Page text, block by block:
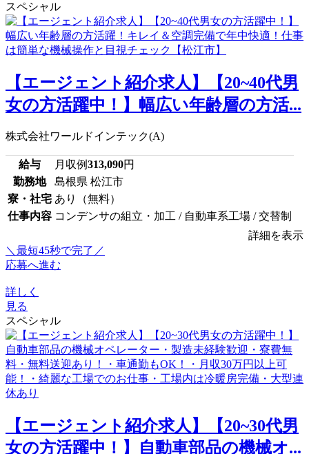
スペシャル
【エージェント紹介求人】【20~40代男
女の方活躍中！】幅広い年齢層の方活...
株式会社ワールドインテック(A)
給与 月収例313,090円
勤務地
島根県 松江市
寮・社宅 あり（無料）
仕事内容 コンデンサの組立・加工 / 自動車系工場 / 交替制
詳細を表示
＼最短45秒で完了／
応募へ進む
詳しく
見る
スペシャル
【エージェント紹介求人】【20~30代男
女の方活躍中！】自動車部品の機械オ...